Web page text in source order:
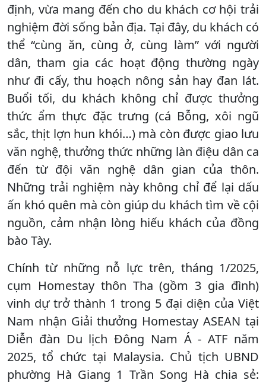
định, vừa mang đến cho du khách cơ hội trải
nghiệm đời sống bản địa. Tại đây, du khách có
thể “cùng ăn, cùng ở, cùng làm” với người
dân, tham gia các hoạt động thường ngày
như đi cấy, thu hoạch nông sản hay đan lát.
Buổi tối, du khách không chỉ được thưởng
thức ẩm thực đặc trưng (cá Bỗng, xôi ngũ
sắc, thịt lợn hun khói…) mà còn được giao lưu
văn nghệ, thưởng thức những làn điệu dân ca
đến từ đội văn nghệ dân gian của thôn.
Những trải nghiệm này không chỉ để lại dấu
ấn khó quên mà còn giúp du khách tìm về cội
nguồn, cảm nhận lòng hiếu khách của đồng
bào Tày.
Chính từ những nỗ lực trên, tháng 1/2025,
cụm Homestay thôn Tha (gồm 3 gia đình)
vinh dự trở thành 1 trong 5 đại diện của Việt
Nam nhận Giải thưởng Homestay ASEAN tại
Diễn đàn Du lịch Đông Nam Á - ATF năm
2025, tổ chức tại Malaysia. Chủ tịch UBND
phường Hà Giang 1 Trần Song Hà chia sẻ: